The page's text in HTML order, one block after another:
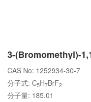
3-(Bromomethyl)-
CAS No: 1252934-30-7
分子式: C5H7BrF2
分子量: 185.01